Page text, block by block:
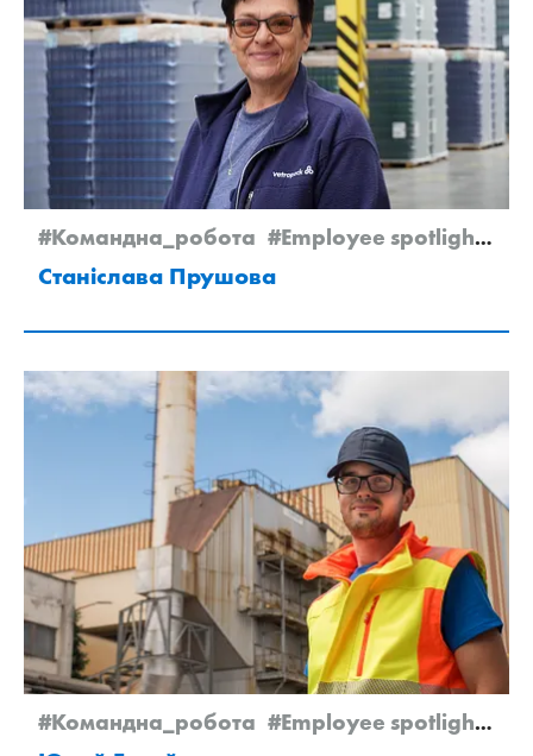
#Командна_робота #Employee spotlight
Станіслава Прушова
#Командна_робота #Employee spotlight